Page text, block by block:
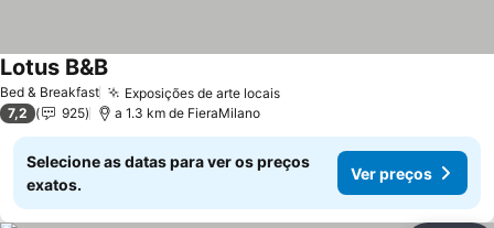
Bed & Breakfast Exposições de arte locaisVer preços
Lotus B&BVer preços
7,2 925 a 1.3 km de FieraMilano
Selecione as datas para ver os preços
exatos.
Ver preços